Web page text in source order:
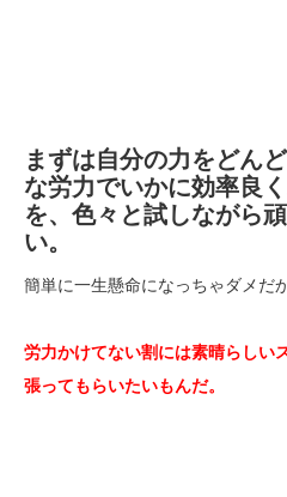
まずは自分の力をどん
な労力でいかに効率良
を、色々と試しながら
い。
簡単に一生懸命になっちゃダメだ
労力かけてない割には素晴らしい
張ってもらいたいもんだ。